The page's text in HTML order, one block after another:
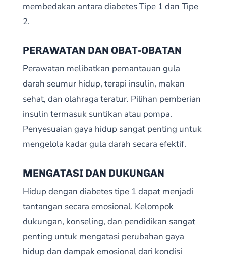
membedakan antara diabetes Tipe 1 dan Tipe
2.
PERAWATAN DAN OBAT-OBATAN
Perawatan melibatkan pemantauan gula
darah seumur hidup, terapi insulin, makan
sehat, dan olahraga teratur. Pilihan pemberian
insulin termasuk suntikan atau pompa.
Penyesuaian gaya hidup sangat penting untuk
mengelola kadar gula darah secara efektif.
MENGATASI DAN DUKUNGAN
Hidup dengan diabetes tipe 1 dapat menjadi
tantangan secara emosional. Kelompok
dukungan, konseling, dan pendidikan sangat
penting untuk mengatasi perubahan gaya
hidup dan dampak emosional dari kondisi